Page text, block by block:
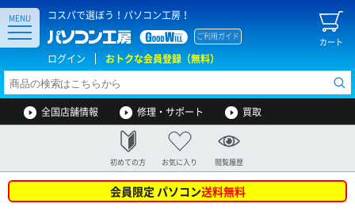
コスパで選ぼう！パソコン工房！
カート
ご利用ガイド
ログイン おトクな会員登録（無料）
MENU
全国店舗情報 修理・サポート 買取
初めての方 お気に入り 閲覧履歴
会員限定 パソコン送料無料